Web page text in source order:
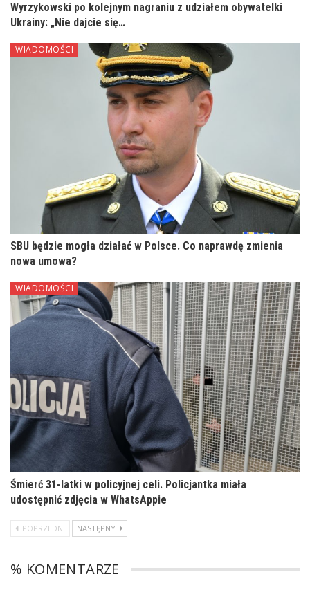
Wyrzykowski po kolejnym nagraniu z udziałem obywatelki
Ukrainy: „Nie dajcie się…
WIADOMOŚCI
SBU będzie mogła działać w Polsce. Co naprawdę zmienia
nowa umowa?
WIADOMOŚCI
Śmierć 31-latki w policyjnej celi. Policjantka miała
udostępnić zdjęcia w WhatsAppie
POPRZEDNI NASTĘPNY
% KOMENTARZE